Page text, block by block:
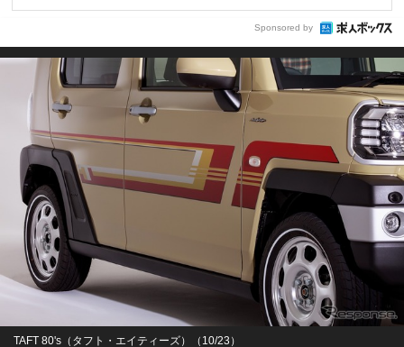
Sponsored by
TAFT 80's（タフト・エイティーズ）（10/23）